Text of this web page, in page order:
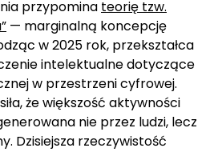
przypomina teorię tzw.
— marginalną koncepcję
w 2025 rok, przekształca
intelektualne dotyczące
w przestrzeni cyfrowej.
że większość aktywności
nie przez ludzi, lecz
Dzisiejsza rzeczywistość